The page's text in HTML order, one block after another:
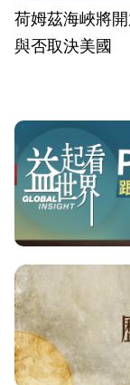
荷姆茲海峽將
與否取決美國